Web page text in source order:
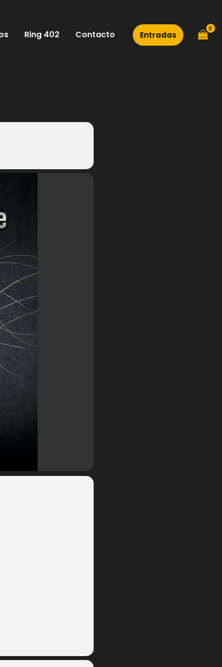
Ring 402 Contacto Entradas